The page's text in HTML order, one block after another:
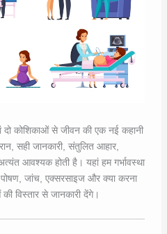
दो कोशिकाओं से जीवन की एक नई कहानी
सही जानकारी, संतुलित आहार,
आवश्यक होती है। यहां हम गर्भावस्था
जांच, एक्सरसाइज और क्या करना
विस्तार से जानकारी देंगे।